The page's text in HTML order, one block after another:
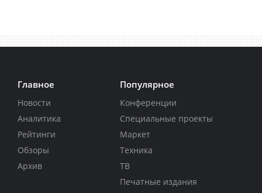
Главное
Новости
Аналитика
Рейтинги
Обзоры
Архив
Популярное
Конференции
Специальные проекты
Маркет
Техника
ТВ
Печатные издания